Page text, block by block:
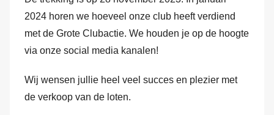
2024 horen we hoeveel onze club heeft verdiend
met de Grote Clubactie. We houden je op de hoogte
via onze social media kanalen!
Wij wensen jullie heel veel succes en plezier met
de verkoop van de loten.